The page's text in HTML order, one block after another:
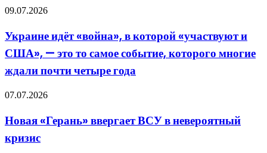
даст
Украине
«война»,
в
которой
и
—
то
самое
событие,
09.07.2026
Украине идёт «война», в которой «участвуют и
США», — это то самое событие, которого многие
ждали почти четыре года
Новая
ввергает
ВСУ
в
07.07.2026
Новая «Герань» ввергает ВСУ в невероятный
кризис